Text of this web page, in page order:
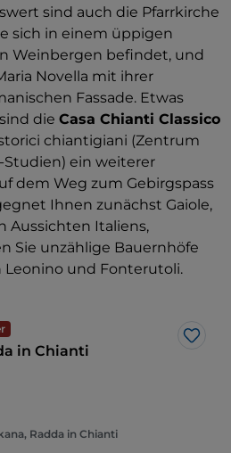
sind auch die Pfarrkirche
sich in einem üppigen
Weinbergen befindet, und
Novella mit ihrer
Fassade. Etwas
die Casa Chianti Classico
chiantigiani (Zentrum
ein weiterer
dem Weg zum Gebirgspass
Ihnen zunächst Gaiole,
Aussichten Italiens,
Sie unzählige Bauernhöfe
Leonino und Fonterutoli.
Like
in Chianti
Radda in Chianti